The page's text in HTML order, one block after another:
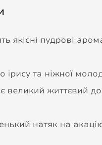
якісні пудрові
ірису та ніжної
життєвий
натяк на